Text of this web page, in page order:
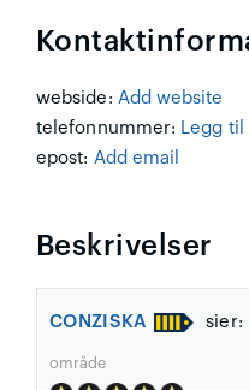
webside: Add website
telefonnummer: Legg
epost: Add email
Beskrivelser
CONZISKA sier:
område